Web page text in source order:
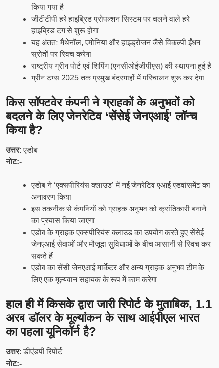
किया गया है
जीटीटीपी हरे हाइब्रिड प्रोपल्शन सिस्टम पर चलने वाले हरे
हाइब्रिड टग से शुरू होगा
यह अंततः मैथेनॉल, एमोनिया और हाइड्रोजन जैसे विकल्पी ईंधन
स्रोतों पर स्विच करेगा
राष्ट्रीय ग्रीन पोर्ट एवं शिपिंग (एनसीओईजीपीएस) की स्थापना हुई है
ग्रीन टग्स 2025 तक प्रमुख बंदरगाहों में परिचालन शुरू कर देगा
किस सॉफ्टवेर कंपनी ने ग्राहकों के अनुभवों को
बदलने के लिए जेनरेटिव ‘सेंसेई जेनएआई’ लॉन्च
किया है?
उत्तर:एडोब
नोट:-
एडोब ने ‘एक्सपीरियंस क्लाउड’ में नई जेनरेटिव एआई एडवांसमेंट का
अनावरण किया
इस तकनीक से कंपनियों को ग्राहक अनुभव को क्रांतिकारी बनाने
का प्रयास किया जाएगा
एडोब के ग्राहक एक्सपीरियंस क्लाउड का उपयोग करते हुए सेंसेई
जेनएआई सेवाओं और मौजूदा सुविधाओं के बीच आसानी से स्विच कर
सकते हैं
एडोब का सेंसी जेनएआई मार्केटर और अन्य ग्राहक अनुभव टीम के
लिए एक मूल्यवान सहायक के रूप में काम करेगा
हाल ही में किसके द्वारा जारी रिपोर्ट के मुताबिक, 1.1
अरब डॉलर के मूल्यांकन के साथ आईपीएल भारत
का पहला यूनिकॉर्न है?
उत्तर:डीएंडपी रिपोर्ट
नोट:-